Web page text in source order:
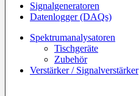
Signalgeneratoren
Datenlogger (DAQs)
Spektrumanalysatoren
Tischgeräte
Zubehör
Verstärker / Signalverstärker